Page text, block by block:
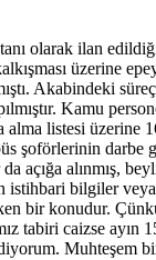
olarak ilan
üzerine
Akabindeki
Kamu
listesi
darbe
alınmış,
bilgiler
bir konudur.
caizse ayın
Muhteşem